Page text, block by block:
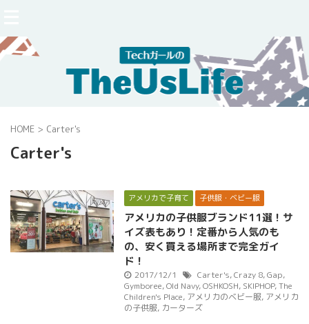
HOME > Carter's
Carter's
アメリカで子育て 子供服・ベビー服
アメリカの子供服ブランド11選！サ
イズ表もあり！定番から人気のも
の、安く買える場所まで完全ガイ
ド！
2017/12/1 Carter's,Crazy 8,Gap,
Gymboree,Old Navy,OSHKOSH, SKIPHOP,The
Children's Place, アメリカのベビー服, アメリカ
の子供服, カーターズ